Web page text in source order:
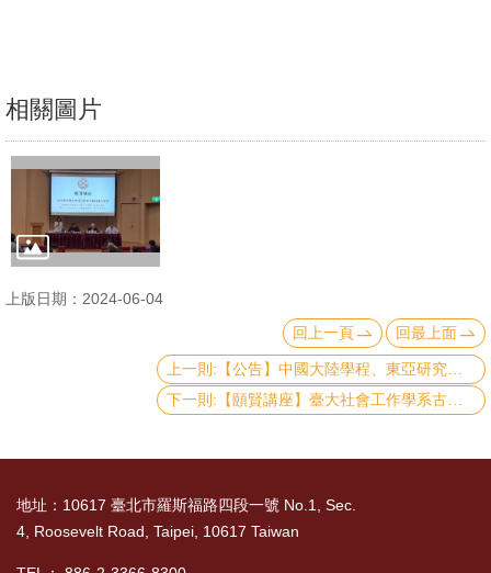
文
&
學
輔
源
與
相關圖片
上版日期：2024-06-04
回上一頁
回最上面
上一則:【公告】中國大陸學程、東亞研究學程113學年申請結果公告
下一則:【頤賢講座】臺大社會工作學系古允文教授: 「免於貧窮：臺灣貧窮現象解析與政策回應」-2024.05.23
地址：10617 臺北市羅斯福路四段一號 No.1, Sec.
4, Roosevelt Road, Taipei, 10617 Taiwan